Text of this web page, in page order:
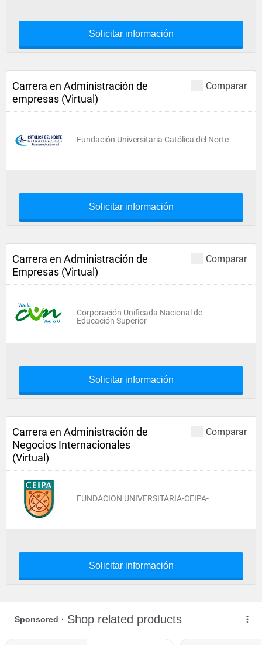
Solicitar información
Comparar
Carrera en Administración de
empresas (Virtual)
Fundación Universitaria Católica del Norte
Solicitar información
Comparar
Carrera en Administración de
Empresas (Virtual)
Corporación Unificada Nacional de
Educación Superior
Solicitar información
Comparar
Carrera en Administración de
Negocios Internacionales
(Virtual)
FUNDACION UNIVERSITARIA-CEIPA-
Solicitar información